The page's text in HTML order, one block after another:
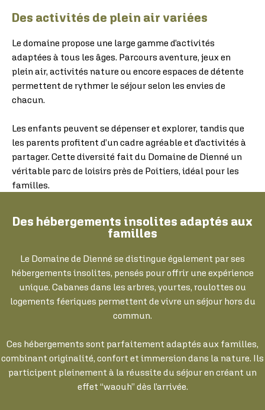
Des activités de plein air variées
Le domaine propose une large gamme d’activités
adaptées à tous les âges. Parcours aventure, jeux en
plein air, activités nature ou encore espaces de détente
permettent de rythmer le séjour selon les envies de
chacun.
Les enfants peuvent se dépenser et explorer, tandis que
les parents profitent d’un cadre agréable et d’activités à
partager. Cette diversité fait du Domaine de Dienné un
véritable parc de loisirs près de Poitiers, idéal pour les
familles.
Des hébergements insolites adaptés aux
familles
Le Domaine de Dienné se distingue également par ses
hébergements insolites, pensés pour offrir une expérience
unique. Cabanes dans les arbres, yourtes, roulottes ou
logements féeriques permettent de vivre un séjour hors du
commun.
Ces hébergements sont parfaitement adaptés aux familles,
combinant originalité, confort et immersion dans la nature. Ils
participent pleinement à la réussite du séjour en créant un
effet “waouh” dès l’arrivée.